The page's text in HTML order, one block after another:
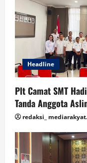
Headline
Plt Camat SMT
Tanda Anggota
redaksi_